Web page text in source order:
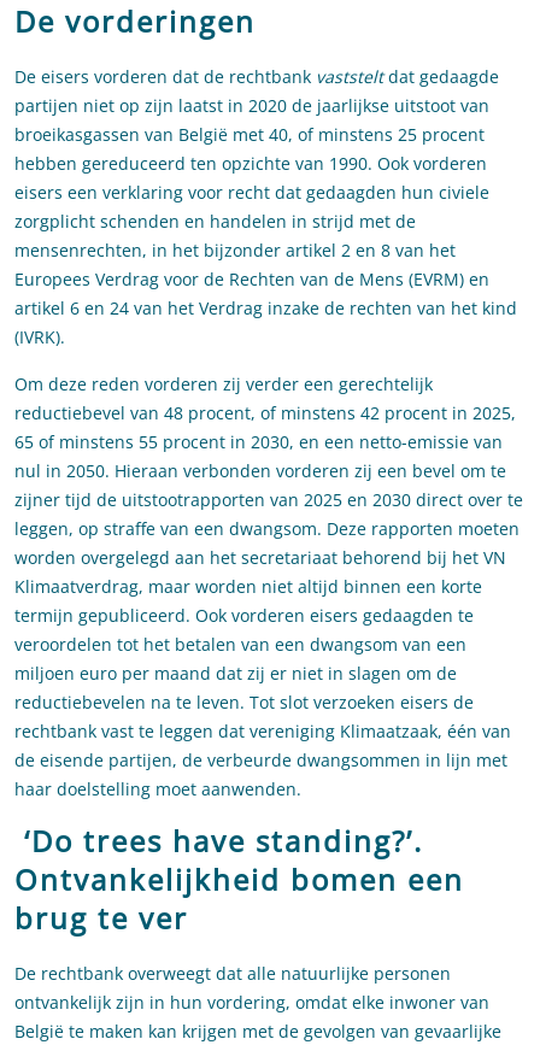
De vorderingen
De eisers vorderen dat de rechtbank vaststeltdat gedaagde
partijen niet op zijn laatst in 2020 de jaarlijkse uitstoot van
broeikasgassen van België met 40, of minstens 25 procent
hebben gereduceerd ten opzichte van 1990. Ook vorderen
eisers een verklaring voor recht dat gedaagden hun civiele
zorgplicht schenden en handelen in strijd met de
mensenrechten, in het bijzonder artikel 2 en 8 van het
Europees Verdrag voor de Rechten van de Mens (EVRM) en
artikel 6 en 24 van het Verdrag inzake de rechten van het kind
(IVRK).
Om deze reden vorderen zij verder een gerechtelijk
reductiebevel van 48 procent, of minstens 42 procent in 2025,
65 of minstens 55 procent in 2030, en een netto-emissie van
nul in 2050. Hieraan verbonden vorderen zij een bevel om te
zijner tijd de uitstootrapporten van 2025 en 2030 direct over te
leggen, op straffe van een dwangsom. Deze rapporten moeten
worden overgelegd aan het secretariaat behorend bij het VN
Klimaatverdrag, maar worden niet altijd binnen een korte
termijn gepubliceerd. Ook vorderen eisers gedaagden te
veroordelen tot het betalen van een dwangsom van een
miljoen euro per maand dat zij er niet in slagen om de
reductiebevelen na te leven. Tot slot verzoeken eisers de
rechtbank vast te leggen dat vereniging Klimaatzaak, één van
de eisende partijen, de verbeurde dwangsommen in lijn met
haar doelstelling moet aanwenden.
‘Do trees have standing?’.
Ontvankelijkheid bomen een
brug te ver
De rechtbank overweegt dat alle natuurlijke personen
ontvankelijk zijn in hun vordering, omdat elke inwoner van
België te maken kan krijgen met de gevolgen van gevaarlijke